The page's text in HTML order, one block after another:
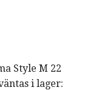
Style M 22
i lager: